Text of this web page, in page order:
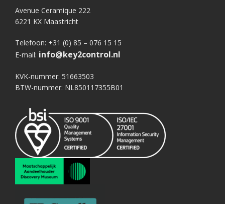
Avenue Ceramique 222
6221 KX Maastricht
Telefoon: +31 (0) 85 – 076 15 15
E-mail: info@key2control.nl
KVK-nummer: 51663503
BTW-nummer: NL850117355B01